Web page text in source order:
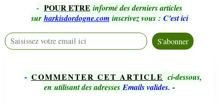
- POUR ETRE informé des derniers articles
sur harkisdordogne.com inscrivez vous : C'est ici
- COMMENTER CET ARTICLE ci-dessous,
en utilisant des adressesEmails valides. -